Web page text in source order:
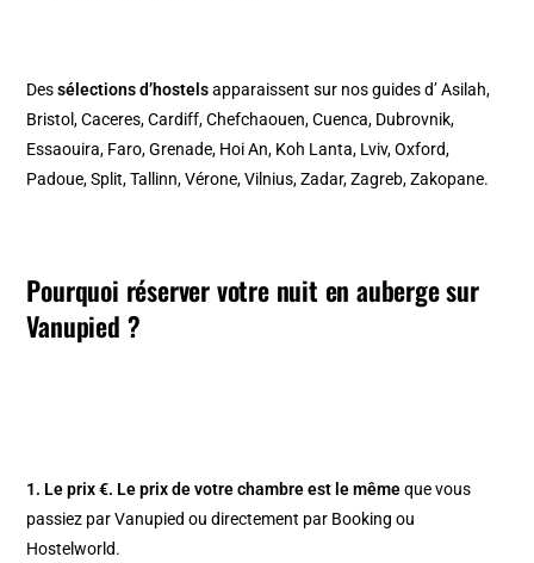
Dessélections d’hostelsapparaissent sur nos guides d’Asilah,
Bristol,Caceres,Cardiff,Chefchaouen,Cuenca, Dubrovnik,
Essaouira, Faro,Grenade, Hoi An, Koh Lanta, Lviv,Oxford,
Padoue,Split,Tallinn,Vérone,Vilnius,Zadar,Zagreb,Zakopane.
Pourquoi réserver votre nuit en auberge sur
Vanupied ?
1. Le prix €. Le prix de votre chambre est le mêmeque vous
passiez par Vanupied ou directement par Booking ou
Hostelworld.